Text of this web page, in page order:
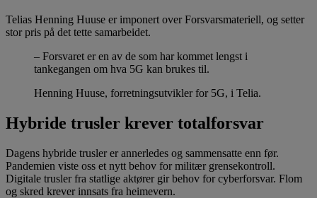
Telias Henning Huuse er imponert over Forsvarsmateriell, og setter
stor pris på det tette samarbeidet.
– Forsvaret er en av de som har kommet lengst i
tankegangen om hva 5G kan brukes til.
Henning Huuse, forretningsutvikler for 5G, i Telia.
Hybride trusler krever totalforsvar
Dagens hybride trusler er annerledes og sammensatte enn før.
Pandemien viste oss et nytt behov for militær grensekontroll.
Digitale trusler fra statlige aktører gir behov for cyberforsvar. Flom
og skred krever innsats fra heimevern.